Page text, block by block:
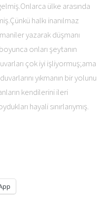
ülke arasında
halkı inanılmaz
yazarak düşmanı
onları şeytanın
çok iyi işliyormuş;ama
yıkmanın bir yolunu
kendilerini ileri
hayali sınırlarıymış.